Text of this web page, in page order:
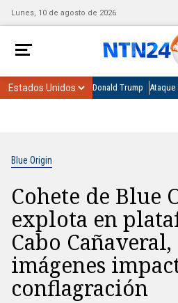
Lunes, 10 de agosto de 2026
Donald Trump Ataque
Blue Origin
Cohete de Blue
explota en
Cabo
imágenes
conflagración